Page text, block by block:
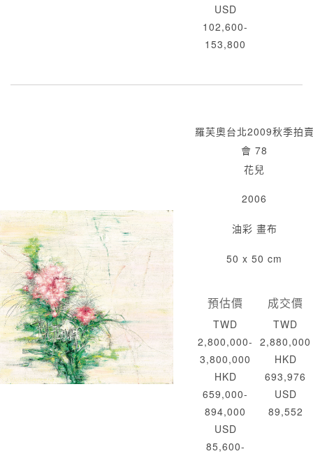
USD
102,600-
153,800
羅芙奧台北2009秋季拍
會 78
花兒
2006
油彩 畫布
50 x 50 cm
預估價
TWD
2,800,000-
3,800,000
HKD
659,000-
894,000
USD
85,600-
成交價
TWD
2,880,000
HKD
693,976
USD
89,552